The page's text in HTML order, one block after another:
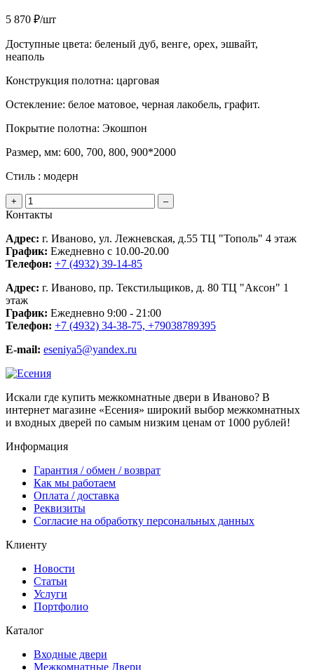
5 870 ₽/шт
Доступные цвета: беленый дуб, венге, орех, эшвайт,
неаполь
Конструкция полотна: царговая
Остекление: белое матовое, черная лакобель, графит.
Покрытие полотна: Экошпон
Размер, мм: 600, 700, 800, 900*2000
Стиль : модерн
+ –
Контакты
Адрес: г. Иваново, ул. Лежневская, д.55 ТЦ "Тополь" 4 этаж
График: Ежедневно с 10.00-20.00
Телефон: +7 (4932) 39-14-85
Адрес: г. Иваново, пр. Текстильщиков, д. 80 ТЦ "Аксон" 1
этаж
График: Ежедневно 9:00 - 21:00
Телефон: +7 (4932) 34-38-75, +79038789395
E-mail: eseniya5@yandex.ru
Искали где купить межкомнатные двери в Иваново? В
интернет магазине «Есения» широкий выбор межкомнатных
и входных дверей по самым низким ценам от 1000 рублей!
Информация
Гарантия / обмен / возврат
Как мы работаем
Оплата / доставка
Реквизиты
Согласие на обработку персональных данных
Клиенту
Новости
Cтатьи
Услуги
Портфолио
Каталог
Входные двери
Межкомнатные Двери